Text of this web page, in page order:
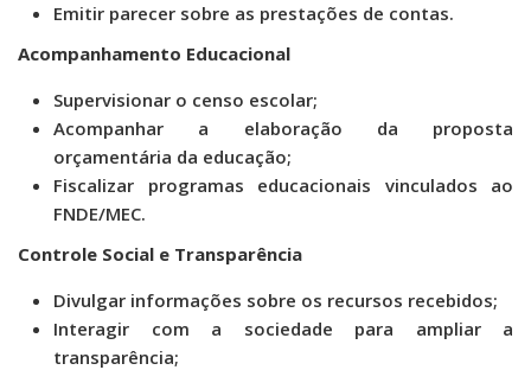
Emitir parecer sobre as prestações de contas.
Acompanhamento Educacional
Supervisionar o censo escolar;
Acompanhar a elaboração da proposta
orçamentária da educação;
Fiscalizar programas educacionais vinculados ao
FNDE/MEC.
Controle Social e Transparência
Divulgar informações sobre os recursos recebidos;
Interagir com a sociedade para ampliar a
transparência;